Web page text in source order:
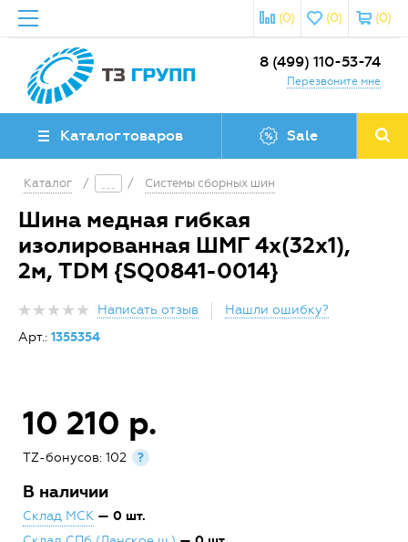
(0)
(0)
(0)
8 (499) 110-53-74
Перезвоните мне
Каталог товаров Sale
Каталог / / Системы сборных шин
Шина медная гибкая
изолированная ШМГ 4х(32х1),
2м, TDM {SQ0841-0014}
Написать отзыв
Нашли ошибку?
Арт.: 1355354
10 210 р.
TZ-бонусов: 102 ?
В наличии
Склад МСК — 0 шт.